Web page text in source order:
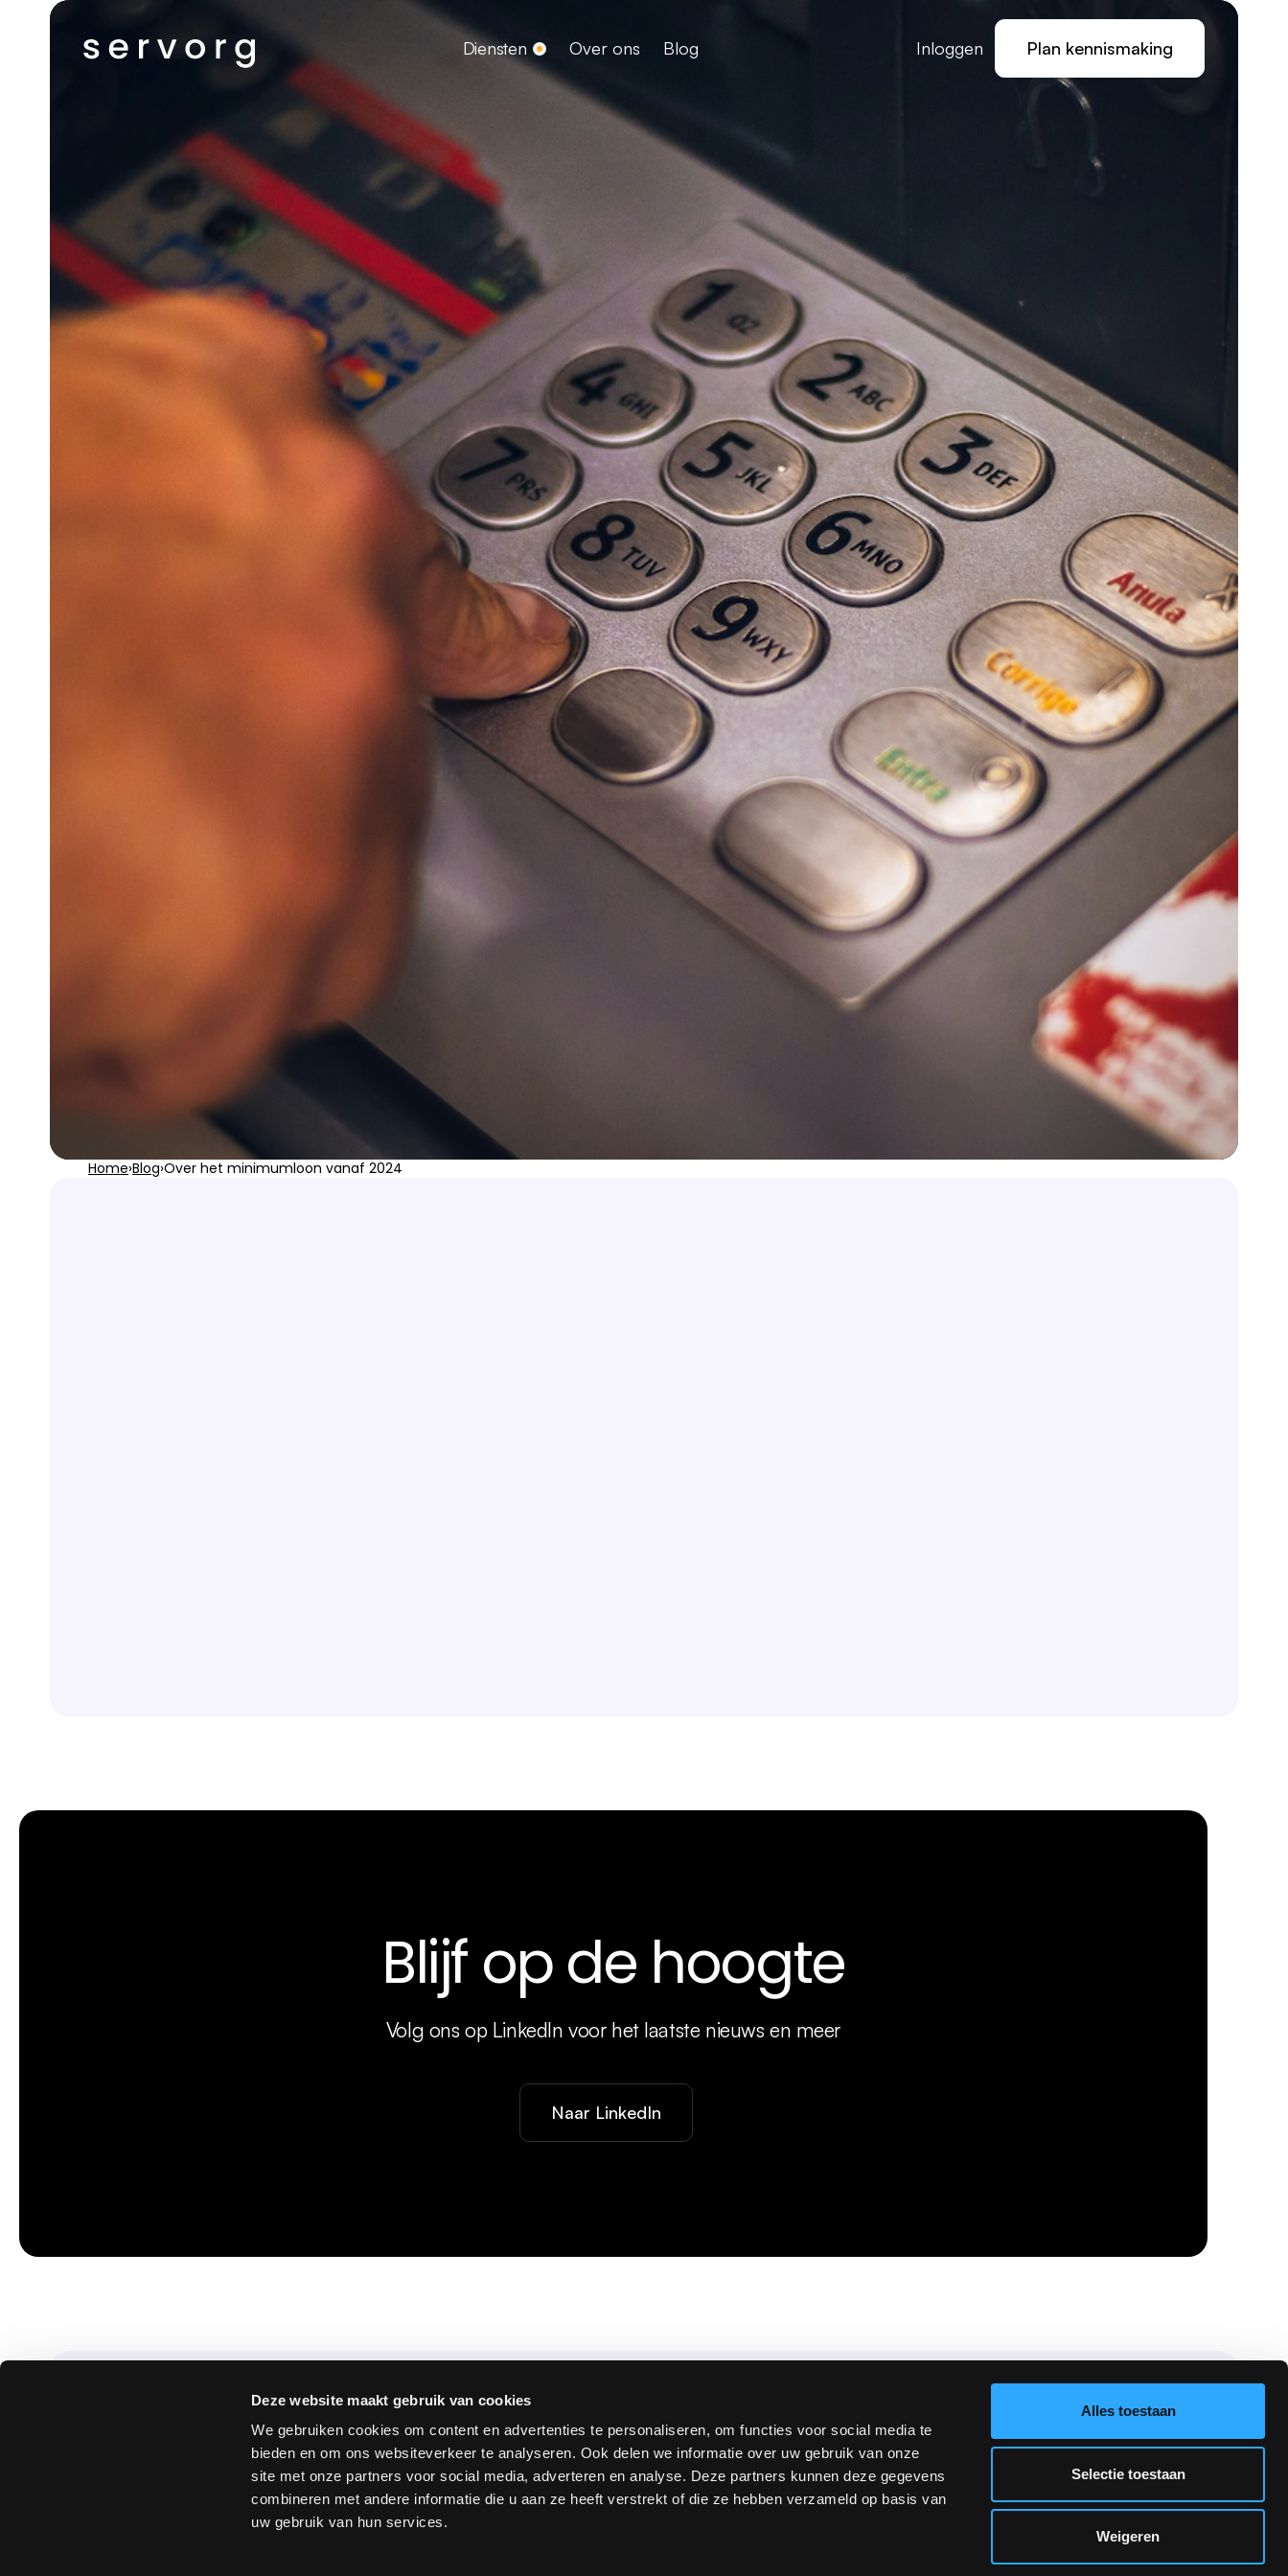
Deze website maakt gebruik van cookies
We gebruiken cookies om content en advertenties te personaliseren, om functies voor social media te
bieden en om ons websiteverkeer te analyseren. Ook delen we informatie over uw gebruik van onze
site met onze partners voor social media, adverteren en analyse. Deze partners kunnen deze gegevens
combineren met andere informatie die u aan ze heeft verstrekt of die ze hebben verzameld op basis van
uw gebruik van hun services.
Alles toestaan
Selectie toestaan
Weigeren
Diensten Over ons Blog Inloggen Plan kennismaking
Home›Blog›Over het minimumloon vanaf 2024
Blijf op de hoogte
Volg ons op LinkedIn voor het laatste nieuws en meer
Naar LinkedIn
Onze adviseurs zijn hier om jou te navigeren door de
complexe papierwinkel. Zullen we vrijblijvend
Menu Contact